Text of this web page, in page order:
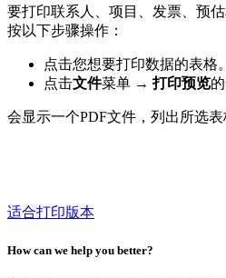
要打印联系人、项目、发票、预
按以下步骤操作：
点击您想要打印数据的表格。
点击文件菜单 → 打印预览
会显示一个PDF文件，列出所选表
适合打印版本
How can we help you better?